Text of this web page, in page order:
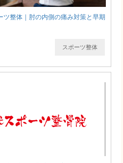
ツ整体｜肘の内側の痛み対策と早期
スポーツ整体